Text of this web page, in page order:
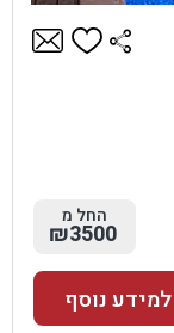
החל מ
₪3500
למידע נוסף